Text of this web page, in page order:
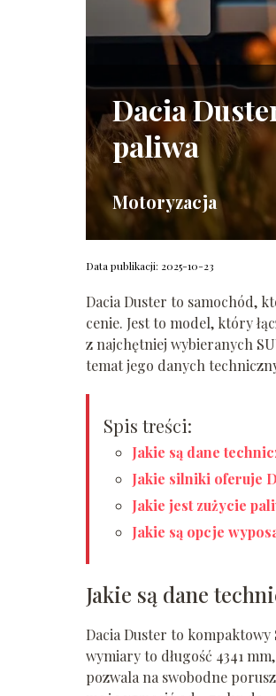
Dacia
paliwa
Motoryzacja
Data publikacji: 2025-10-23
Dacia Duster to samochód,
cenie. Jest to model, który
z najchętniej wybieranych
temat jego danych
Spis treści:
Jakie są dane
Jakie silniki oferuje
Jakie jest zużycie
Jakie są opcje
Jakie są dane
Dacia Duster to
wymiary to długość 4341
pozwala na swobodne